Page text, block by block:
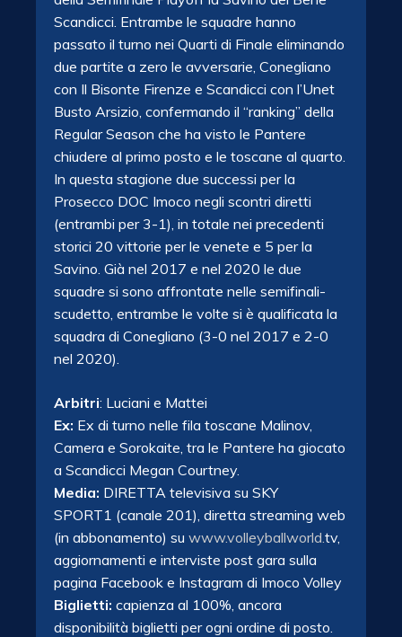
Scandicci. Entrambe le squadre hanno
passato il turno nei Quarti di Finale eliminando
due partite a zero le avversarie, Conegliano
con Il Bisonte Firenze e Scandicci con l’Unet
Busto Arsizio, confermando il “ranking” della
Regular Season che ha visto le Pantere
chiudere al primo posto e le toscane al quarto.
In questa stagione due successi per la
Prosecco DOC Imoco negli scontri diretti
(entrambi per 3-1), in totale nei precedenti
storici 20 vittorie per le venete e 5 per la
Savino. Già nel 2017 e nel 2020 le due
squadre si sono affrontate nelle semifinali-
scudetto, entrambe le volte si è qualificata la
squadra di Conegliano (3-0 nel 2017 e 2-0
nel 2020).
Arbitri: Luciani e Mattei
Ex: Ex di turno nelle fila toscane Malinov,
Camera e Sorokaite, tra le Pantere ha giocato
a Scandicci Megan Courtney.
Media: DIRETTA televisiva su SKY
SPORT1 (canale 201), diretta streaming web
(in abbonamento) su www.volleyballworld. tv,
aggiornamenti e interviste post gara sulla
pagina Facebook e Instagram di Imoco Volley
Biglietti: capienza al 100%, ancora
disponibilità biglietti per ogni ordine di posto.